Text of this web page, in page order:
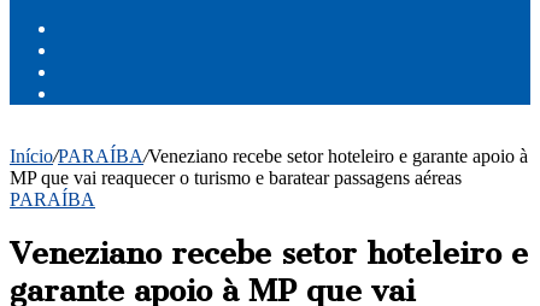
Início/PARAÍBA/Veneziano recebe setor hoteleiro e garante apoio à
MP que vai reaquecer o turismo e baratear passagens aéreas
PARAÍBA
Veneziano recebe setor hoteleiro e
garante apoio à MP que vai